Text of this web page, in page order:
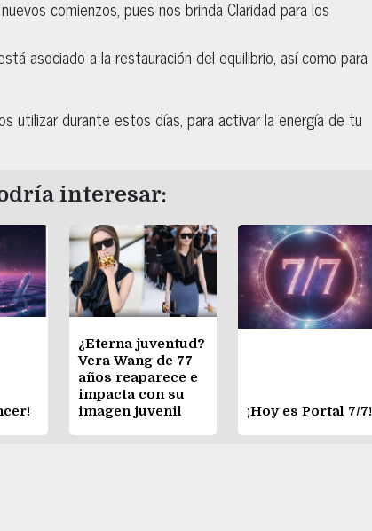
comienzos, pues nos brinda Claridad para los
asociado a la restauración del equilibrio, así como para
utilizar durante estos días, para activar la energía de tu
interesar:
¿Eterna juventud?
Vera Wang de 77
años reaparece e
impacta con su
imagen juvenil
¡Hoy es Portal 7/7!